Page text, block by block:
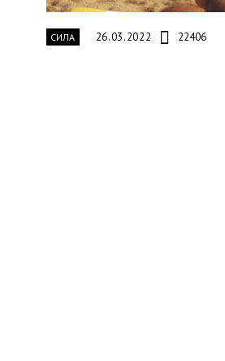
СИЛА 26.03.2022 22406